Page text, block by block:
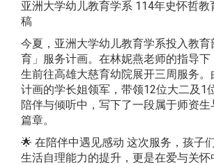
亚洲大学幼儿教育学系 114年史怀哲教
稿
今夏，亚洲大学幼儿教育学系投入教育
育」服务计画。在林妮燕老师的指导
生前往高雄大慈育幼院展开三周服务。
计画的学长姐领军，带领12位大二及1
陪伴与倾听中，写下了一段属于师资
篇章。
🌟 在陪伴中遇见感动 这次服务，孩子
生活自理能力的提升，更是在爱与关